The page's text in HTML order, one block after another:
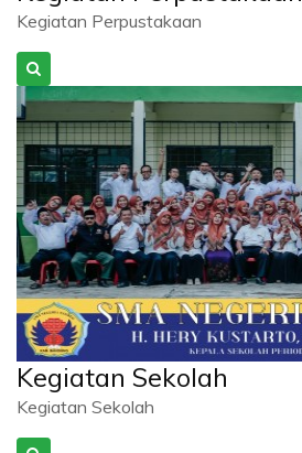
Kegiatan Perpustakaan
Kegiatan Sekolah
Kegiatan Sekolah